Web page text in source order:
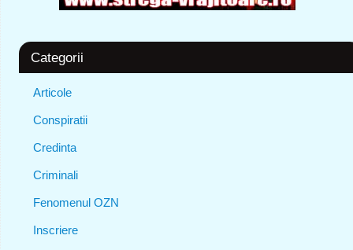
Categorii
Articole
Conspiratii
Credinta
Criminali
Fenomenul OZN
Inscriere